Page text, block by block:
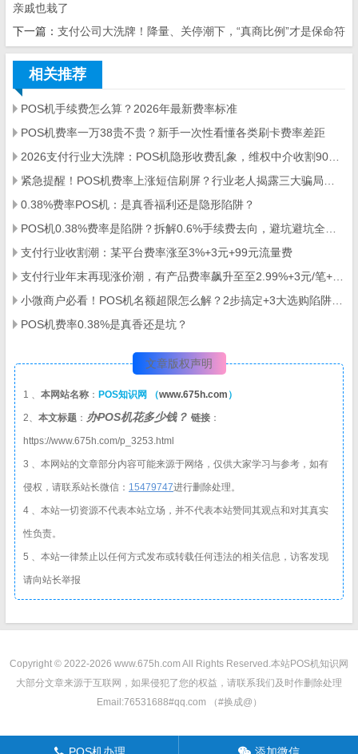
亲戚也栽了
下一篇： 支付公司大洗牌！降量、关停潮下，“真商比例”才是保命符
相关推荐
POS机手续费怎么算？2026年最新费率标准
POS机费率一万38贵不贵？新手一次性看懂各类刷卡费率差距
0.38%费率POS机：是真香福利还是隐形陷阱？
支付行业收割潮：某平台费率涨至3%+3元+99元流量费
POS机费率0.38%是真香还是坑？
文章版权声明
1 、 本网站名称 ： POS知识网 （www.675h.com ）
2、 本文标题 ： 办POS机花多少钱？ 链接 ：
https://www.675h.com/p_3253.html
3 、本网站的文章部分内容可能来源于网络，仅供大家学习与参考，如有
侵权，请联系站长微信： 15479747进行删除处理。
4 、本站一切资源不代表本站立场，并不代表本站赞同其观点和对其真实
性负责。
5 、本站一律禁止以任何方式发布或转载任何违法的相关信息，访客发现
请向站长举报
Copyright © 2022-2026 www.675h.com All Rights Reserved.本站POS机知识网
大部分文章来源于互联网，如果侵犯了您的权益，请联系我们及时作删除处理
Email:76531688#qq.com （#换成@）
󦁁 󦘑